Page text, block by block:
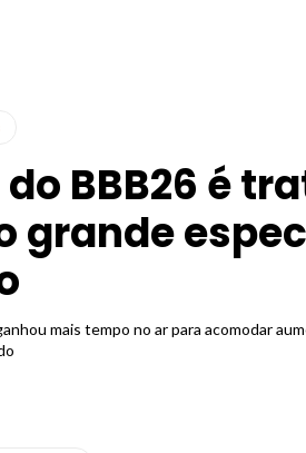
BBB26 é
grande
mais tempo no ar para acomodar